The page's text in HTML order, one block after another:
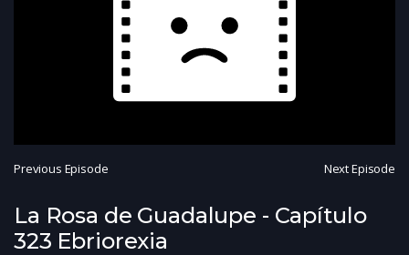
Previous Episode Next Episode
La Rosa de Guadalupe - Capítulo
323 Ebriorexia